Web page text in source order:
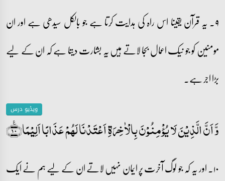
۹۔ یہ قرآن یقینا اس راہ کی ہدایت کرتا ہے جو بالکل سیدھی ہے اور ان
مومنین کو جو نیک اعمال بجا لاتے ہیں یہ بشارت دیتا ہے کہ ان کے لیے
بڑا اجر ہے۔
ویڈیو درس
وَّ اَنَّ الَّذِیۡنَ لَا یُؤۡمِنُوۡنَ بِالۡاٰخِرَۃِ اَعۡتَدۡنَا لَہُمۡ عَذَابًا اَلِیۡمًا﴿٪۱۰﴾
۱۰۔ اور یہ کہ جو لوگ آخرت پر ایمان نہیں لاتے ان کے لیے ہم نے ایک